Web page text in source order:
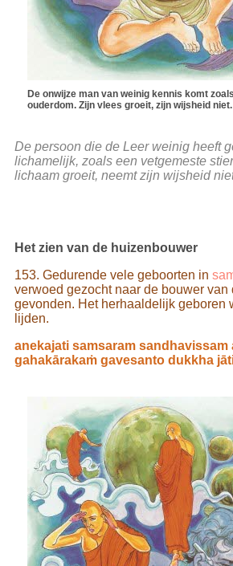
De onwijze man van weinig kennis komt
ouderdom. Zijn vlees groeit, zijn wijsheid niet.
De persoon die de Leer weinig heeft
lichamelijk, zoals een vetgemeste
lichaam groeit, neemt zijn wijsheid
Het zien van de huizenbouwer
153. Gedurende vele geboorten in
verwoed gezocht naar de bouwer van
gevonden. Het herhaaldelijk geboren
lijden.
anekajati samsaram sandhavissam
gahakārakaṁ gavesanto dukkha